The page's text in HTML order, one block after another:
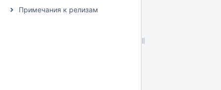
Примечания к релизам